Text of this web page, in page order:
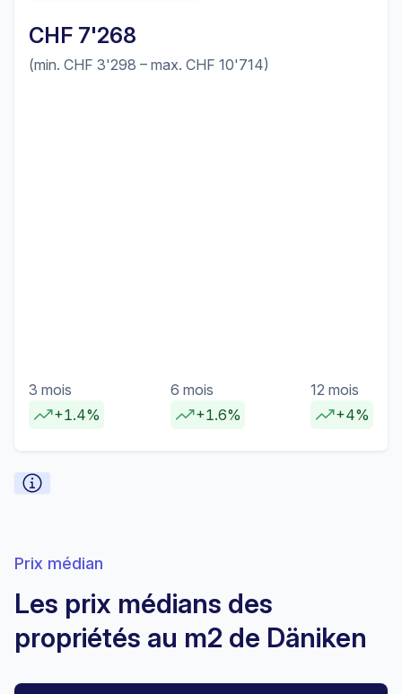
CHF 7'268
(min. CHF 3'298 – max. CHF 10'714)
3 mois
+1.4%
6 mois
+1.6%
12 mois
+4%
Prix médian
Les prix médians des
propriétés au m2 de Däniken